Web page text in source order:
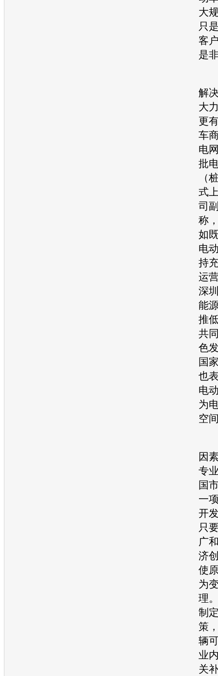
大
只
客
是
解
大
更
车
电
批
（
式
司
称
如
电
持
运
深
能
推
共
色
国
也
电
为
空
因
专
国
一
开
只
广
济
使
为
理
制
策
辆
业
关